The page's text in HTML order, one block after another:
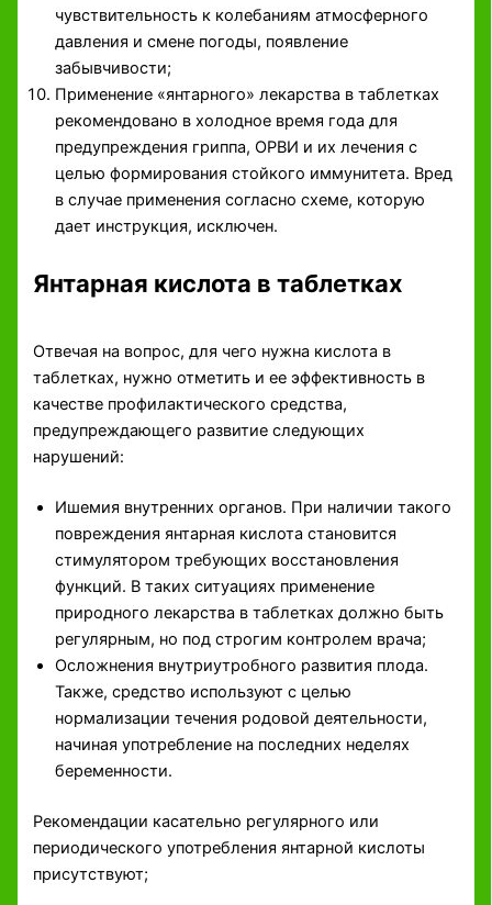
чувствительность к колебаниям атмосферного
давления и смене погоды, появление
забывчивости;
Применение «янтарного» лекарства в таблетках
рекомендовано в холодное время года для
предупреждения гриппа, ОРВИ и их лечения с
целью формирования стойкого иммунитета. Вред
в случае применения согласно схеме, которую
дает инструкция, исключен.
Янтарная кислота в таблетках
Отвечая на вопрос, для чего нужна кислота в
таблетках, нужно отметить и ее эффективность в
качестве профилактического средства,
предупреждающего развитие следующих
нарушений:
Ишемия внутренних органов. При наличии такого
повреждения янтарная кислота становится
стимулятором требующих восстановления
функций. В таких ситуациях применение
природного лекарства в таблетках должно быть
регулярным, но под строгим контролем врача;
Осложнения внутриутробного развития плода.
Также, средство используют с целью
нормализации течения родовой деятельности,
начиная употребление на последних неделях
беременности.
Рекомендации касательно регулярного или
периодического употребления янтарной кислоты
присутствуют;